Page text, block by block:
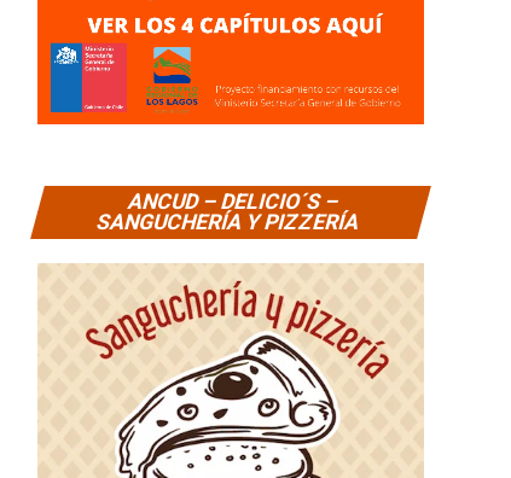
ANCUD – DELICIO´S –
SANGUCHERÍA Y PIZZERÍA